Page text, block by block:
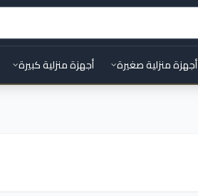
أجهزة منزلية صغيرة أجهزة منزلية كبيرة